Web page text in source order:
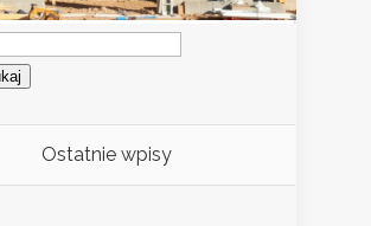
Ostatnie wpisy